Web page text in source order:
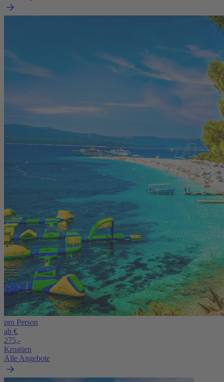
pro Person
ab €
275,-
Kroatien
Alle Angebote